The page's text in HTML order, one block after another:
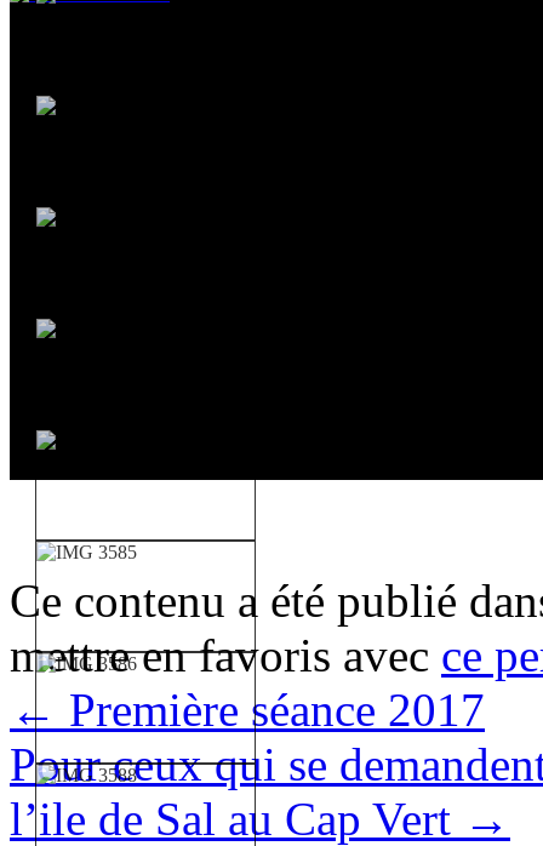
Ce contenu a été publié
mettre en favoris avec ce
← Première séance 2017
Pour ceux qui se
l’ile de Sal au Cap Vert →